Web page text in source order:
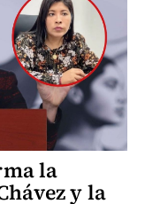
la
y la